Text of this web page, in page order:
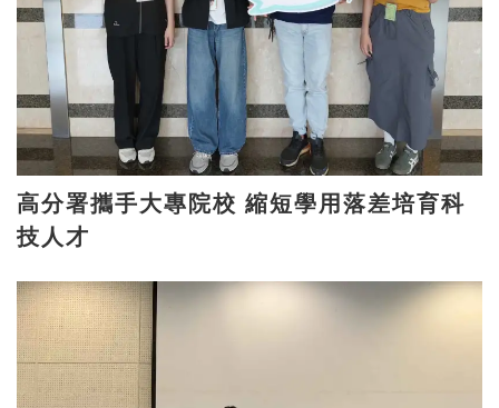
高分署攜手大專院校 縮短學用落差培育科
技人才